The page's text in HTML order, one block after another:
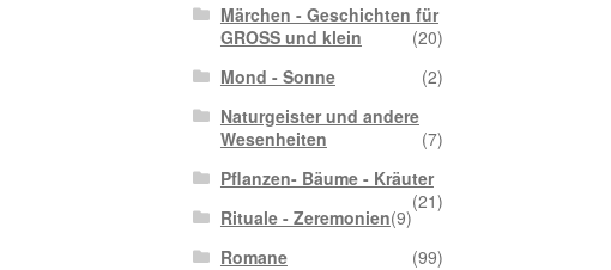
Märchen - Geschichten für
GROSS und klein
(20)
Mond - Sonne
(2)
Naturgeister und andere
Wesenheiten
(7)
Pflanzen- Bäume - Kräuter
(21)
Rituale - Zeremonien(9)
Romane
(99)